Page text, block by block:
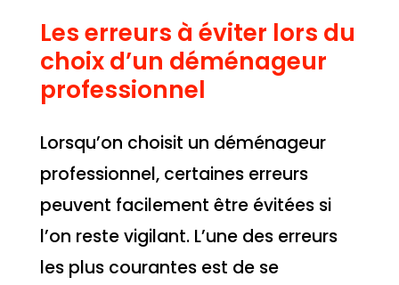
Les erreurs à éviter lors du
choix d’un déménageur
professionnel
Lorsqu’on choisit un déménageur
professionnel, certaines erreurs
peuvent facilement être évitées si
l’on reste vigilant. L’une des erreurs
les plus courantes est de se